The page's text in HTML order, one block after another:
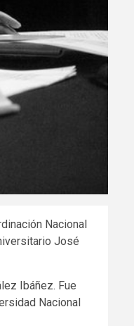
Nacional
José
Ibáñez. Fue
Nacional